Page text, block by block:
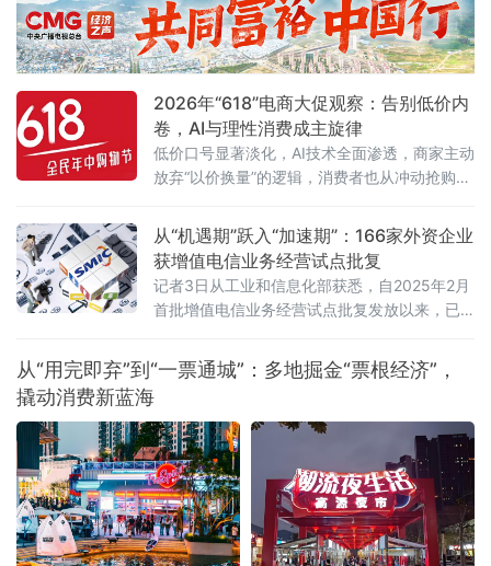
表，围绕两高最新司法解释及行业纠风工作要
求，深入探讨合规经营与风险防控的实践路
径。6月5日，由杭州金华商会食品药品分会主
费用支付合规问题专题讲座”在杭州市钱塘区
2026年“618”电商大促观察：告别低价内
卷，AI与理性消费成主旋律
低价口号显著淡化，AI技术全面渗透，商家主动
放弃“以价换量”的逻辑，消费者也从冲动抢购转
从“机遇期”跃入“加速期”：166家外资企业
获增值电信业务经营试点批复
记者3日从工业和信息化部获悉，自2025年2月
首批增值电信业务经营试点批复发放以来，已
展互联网数据中心、互联网接入服务、信息服
务等增值电信业务。这被看作是我国主动对接
的重要进展。在试点数量快速扩容的
从“用完即弃”到“一票通城”：多地掘金“票根经济”，
撬动消费新蓝海